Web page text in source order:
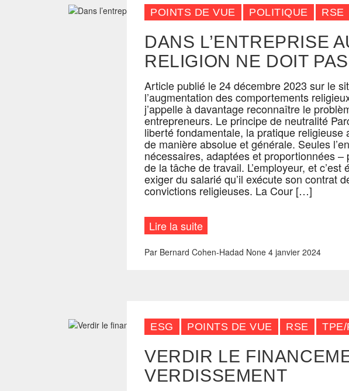
POINTS DE VUE POLITIQUE RSE
DANS L’ENTREPRISE
RELIGION NE DOIT
Article publié le 24 décembre 2023 sur le
l’augmentation des comportements
j’appelle à davantage reconnaître le
entrepreneurs. Le principe de neutralité
liberté fondamentale, la pratique
de manière absolue et générale. Seules
nécessaires, adaptées et proportionnées –
de la tâche de travail. L’employeur, et
exiger du salarié qu’il exécute son contrat
convictions religieuses. La Cour […]
Lire la suite
Par Bernard Cohen-Hadad None 4 janvier 2024
ESG POINTS DE VUE RSE TPE/
VERDIR LE
VERDISSEMENT